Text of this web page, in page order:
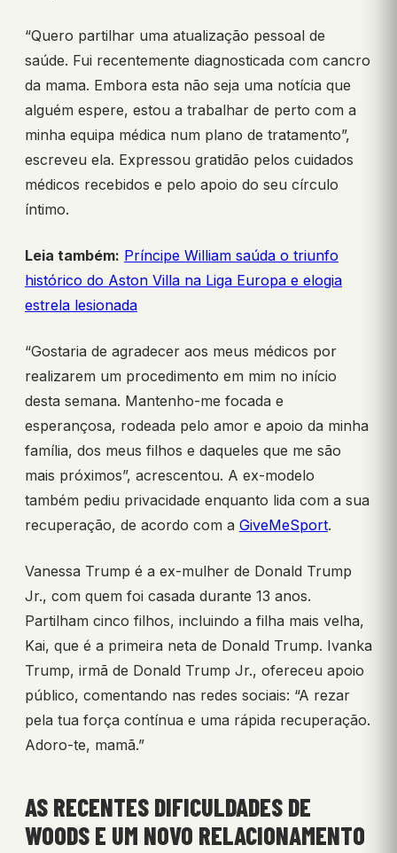
“Quero partilhar uma atualização pessoal de
saúde. Fui recentemente diagnosticada com cancro
da mama. Embora esta não seja uma notícia que
alguém espere, estou a trabalhar de perto com a
minha equipa médica num plano de tratamento”,
escreveu ela. Expressou gratidão pelos cuidados
médicos recebidos e pelo apoio do seu círculo
íntimo.
Leia também: Príncipe William saúda o triunfo
histórico do Aston Villa na Liga Europa e elogia
estrela lesionada
“Gostaria de agradecer aos meus médicos por
realizarem um procedimento em mim no início
desta semana. Mantenho-me focada e
esperançosa, rodeada pelo amor e apoio da minha
família, dos meus filhos e daqueles que me são
mais próximos”, acrescentou. A ex-modelo
também pediu privacidade enquanto lida com a sua
recuperação, de acordo com a GiveMeSport.
Vanessa Trump é a ex-mulher de Donald Trump
Jr., com quem foi casada durante 13 anos.
Partilham cinco filhos, incluindo a filha mais velha,
Kai, que é a primeira neta de Donald Trump. Ivanka
Trump, irmã de Donald Trump Jr., ofereceu apoio
público, comentando nas redes sociais: “A rezar
pela tua força contínua e uma rápida recuperação.
Adoro-te, mamã.”
AS RECENTES DIFICULDADES DE
WOODS E UM NOVO RELACIONAMENTO